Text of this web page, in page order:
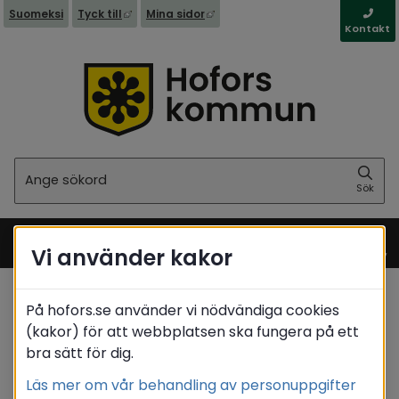
Suomeksi Tyck till Länk till annan webbplats, öppnas i nytt
Mina sidor Länk till annan webbplats,
Kontakt
Sök
Meny
Startsida Kommun & politik
Politik
/ Förtroendevalda / Matrikel
/ Stenberg Sanna
Translate
Vi använder kakor
På hofors.se använder vi nödvändiga cookies
(kakor) för att webbplatsen ska fungera på ett
bra sätt för dig.
Läs mer om vår behandling av personuppgifter